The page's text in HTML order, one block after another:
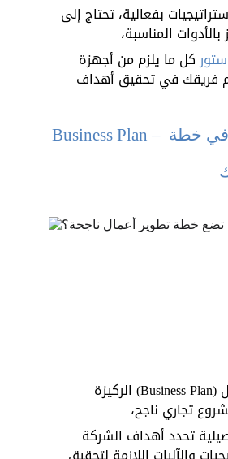
بفعالية، تحتاج إلى
المناسبة،
كل ما يلزم من أجهزة
فريقك في تحقيق أهداف
Business Plan – حجر الزاوية في خطة
تعتبر خطة العمل (Business Plan) الركيزة
تجاري ناجح،
تحدد أهداف الشركة